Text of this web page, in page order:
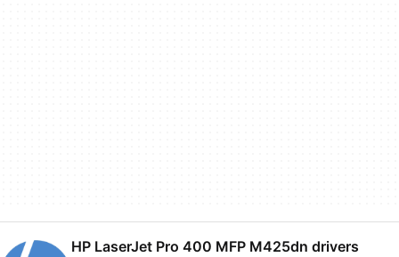
HP LaserJet Pro 400 MFP M425dn drivers